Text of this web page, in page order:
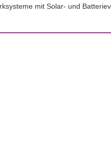
mit Solar- und